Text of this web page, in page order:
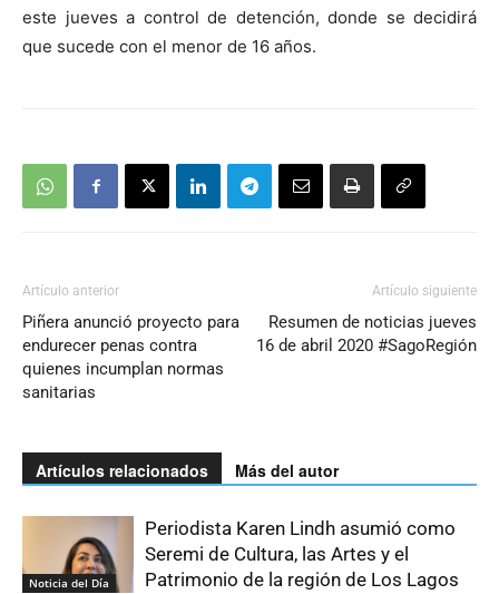
este jueves a control de detención, donde se decidirá
que sucede con el menor de 16 años.
Artículo anterior
Piñera anunció proyecto para
endurecer penas contra
quienes incumplan normas
sanitarias
Artículo siguiente
Resumen de noticias jueves
16 de abril 2020 #SagoRegión
Artículos relacionados Más del autor
Noticia del Día
Periodista Karen Lindh asumió como
Seremi de Cultura, las Artes y el
Patrimonio de la región de Los Lagos